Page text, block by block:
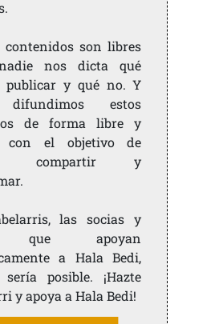
contenidos son libres
nos dicta qué
publicar y qué no. Y
difundimos estos
de forma libre y
con el objetivo de
compartir y
las socias y
que apoyan
a Hala Bedi,
posible. ¡Hazte
y apoya a Hala Bedi!